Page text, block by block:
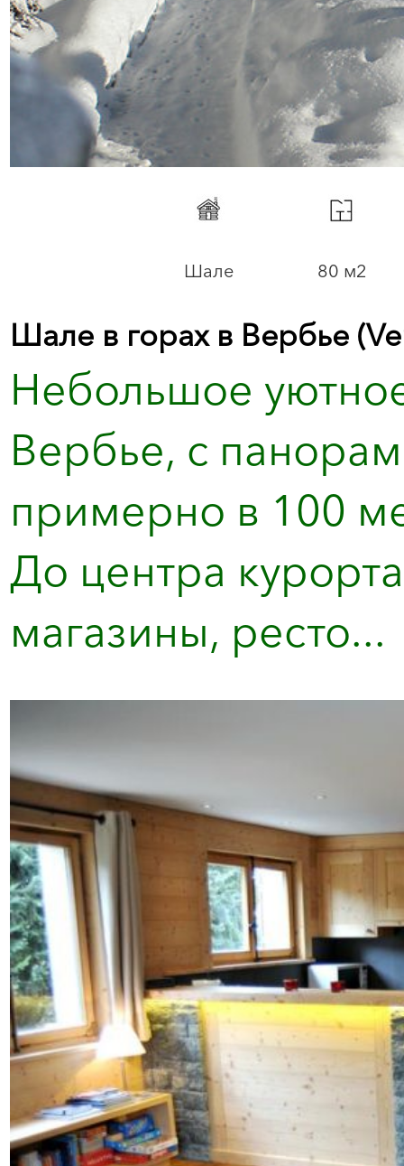
Шале 80 м2
Шале в горах в Вербье
Небольшое
Вербье, с
примерно в 100
До центра
магазины, ресто...